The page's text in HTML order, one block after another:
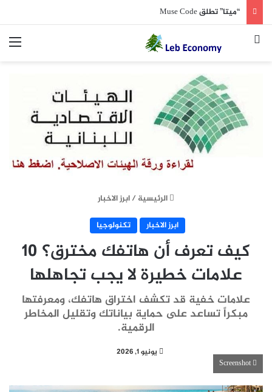
“ميتا” تطلق Muse Code
بحث عن
الرئيسية/ابرز الاخبار
ابرز الاخبار
تكنولوجيا
كيف تعرف أن هاتفك مخترق؟ 10
علامات خطيرة لا يجب تجاهلها
علامات خفية قد تكشف اختراق هاتفك، ومعرفتها
مبكراً تساعد على حماية بياناتك وتقليل المخاطر
الرقمية.
يونيو 1, 2026